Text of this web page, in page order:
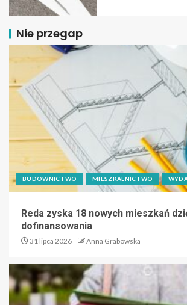
Nie przegap
BUDOWNICTWO MIESZKALNICTWO
Reda zyska 18 nowych mieszkań
dofinansowania
31 lipca 2026 Anna Grabowska